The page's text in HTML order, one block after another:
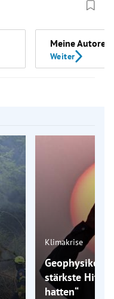
Meine Autoren
Weiter
Klimakrise
Geophysiker:
stärkste
hatten“